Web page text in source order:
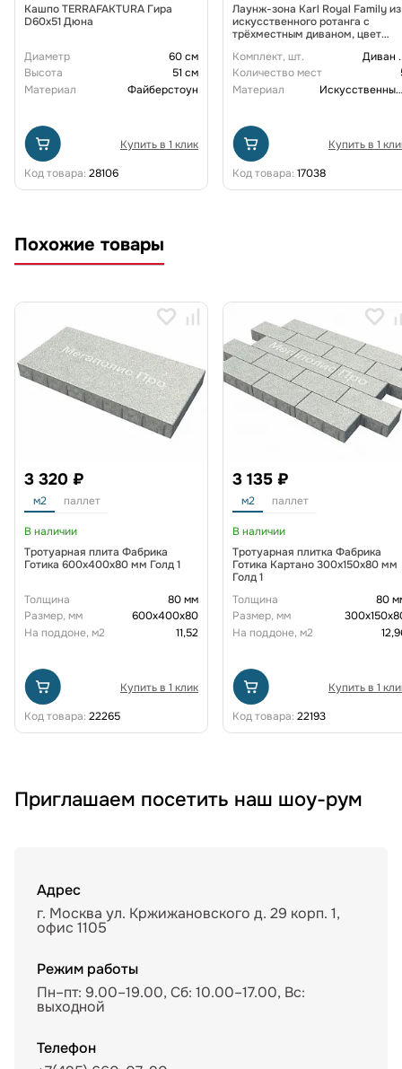
Кашпо TERRAFAKTURA Гира
D60х51 Дюна
Диаметр
60 см
Высота
51 см
Материал
Файберстоун
Купить в 1 клик
Код товара: 28106
Лаунж-зона Karl Royal Family из
искусственного ротанга с
трёхместным диваном, цвет
Комплект, шт. Диван
Количество мест
Материал
Искусственный ротанг
Купить в 1
Код товара: 17038
Похожие товары
3 320 ₽
м2 паллет
В наличии
Тротуарная плита Фабрика
Готика 600х400х80 мм Голд 1
Толщина
80 мм
Размер, мм
600х400х80
На поддоне, м2
11,52
Купить в 1 клик
Код товара: 22265
3 135 ₽
м2 паллет
В наличии
Тротуарная плитка Фабрика
Готика Картано 300х150х80 мм
Голд 1
Толщина
80
Размер, мм
На поддоне, м2
Купить в 1
Код товара: 22193
Приглашаем посетить наш шоу-рум
Адрес
г. Москва ул. Кржижановского д. 29 корп. 1,
офис 1105
Режим работы
Пн–пт: 9.00–19.00, Сб: 10.00–17.00, Вс:
выходной
Телефон